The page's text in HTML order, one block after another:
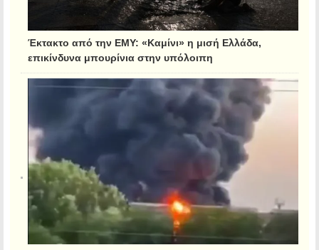
Έκτακτο από την ΕΜΥ: «Καμίνι» η μισή Ελλάδα,
επικίνδυνα μπουρίνια στην υπόλοιπη